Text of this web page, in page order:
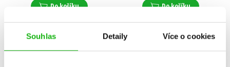
Souhlas Detaily Více o cookies
Do košíku Do košíku